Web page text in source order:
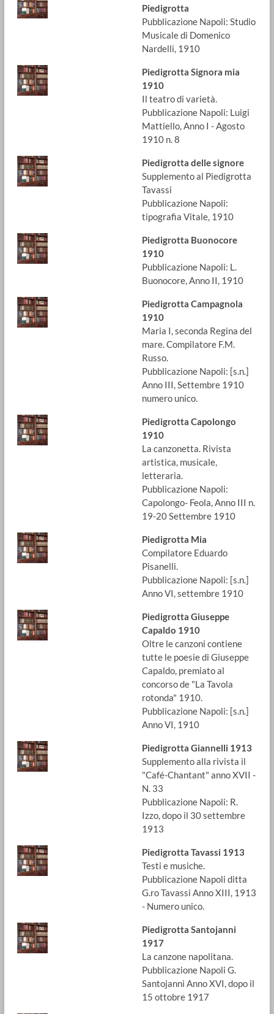
Piedigrotta
Pubblicazione Napoli: Studio
Musicale di Domenico
Nardelli, 1910
Piedigrotta Signora mia
1910
Il teatro di varietà.
Pubblicazione Napoli: Luigi
Mattiello, Anno I - Agosto
1910 n. 8
Piedigrotta delle signore
Supplemento al Piedigrotta
Tavassi
Pubblicazione Napoli:
tipografia Vitale, 1910
Piedigrotta Buonocore
1910
Pubblicazione Napoli: L.
Buonocore, Anno II, 1910
Piedigrotta Campagnola
1910
Maria I, seconda Regina del
mare. Compilatore F.M.
Russo.
Pubblicazione Napoli: [s.n.]
Anno III, Settembre 1910
numero unico.
Piedigrotta Capolongo
1910
La canzonetta. Rivista
artistica, musicale,
letteraria.
Pubblicazione Napoli:
Capolongo- Feola, Anno III n.
19-20 Settembre 1910
Piedigrotta Mia
Compilatore Eduardo
Pisanelli.
Pubblicazione Napoli: [s.n.]
Anno VI, settembre 1910
Piedigrotta Giuseppe
Capaldo 1910
Oltre le canzoni contiene
tutte le poesie di Giuseppe
Capaldo, premiato al
concorso de "La Tavola
rotonda" 1910.
Pubblicazione Napoli: [s.n.]
Anno VI, 1910
Piedigrotta Giannelli 1913
Supplemento alla rivista il
"Café-Chantant" anno XVII -
N. 33
Pubblicazione Napoli: R.
Izzo, dopo il 30 settembre
1913
Piedigrotta Tavassi 1913
Testi e musiche.
Pubblicazione Napoli ditta
G.ro Tavassi Anno XIII, 1913
- Numero unico.
Piedigrotta Santojanni
1917
La canzone napolitana.
Pubblicazione Napoli G.
Santojanni Anno XVI, dopo il
15 ottobre 1917